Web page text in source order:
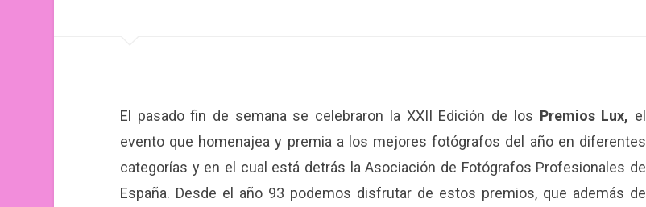
El pasado fin de semana se celebraron la XXII Edición de los Premios Lux, el
evento que homenajea y premia a los mejores fotógrafos del año en diferentes
categorías y en el cual está detrás la Asociación de Fotógrafos Profesionales de
España. Desde el año 93 podemos disfrutar de estos premios, que además de